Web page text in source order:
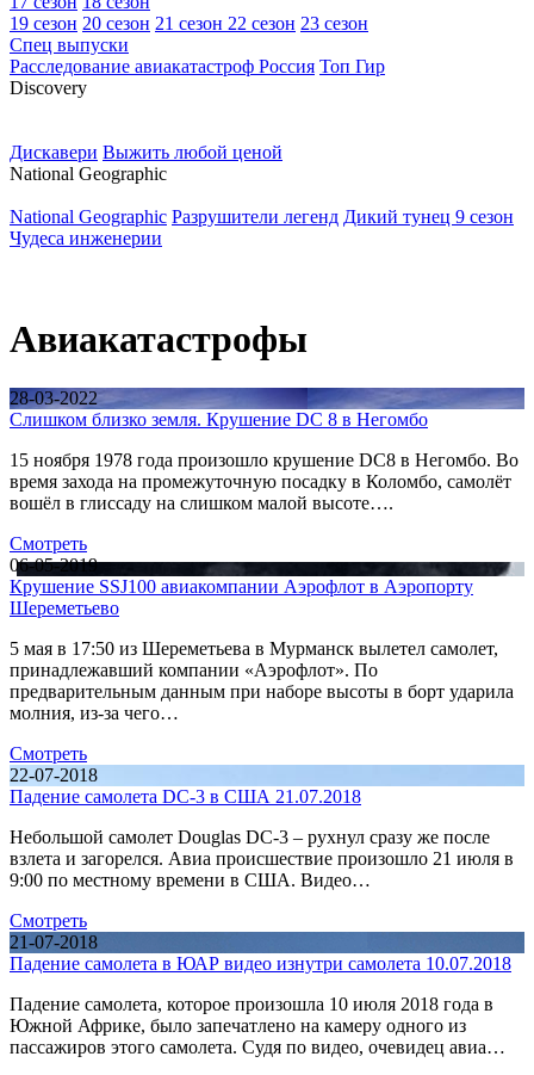
19 сезон 20 сезон 21 сезон 22 сезон 23 сезон
Спец выпуски
Расследование авиакатастроф Россия Топ Гир
Discovery
Дискавери Выжить любой ценой
National Geographic
National Geographic Разрушители легенд Дикий тунец 9 сезон
Чудеса инженерии
Авиакатастрофы
28-03-2022
Слишком близко земля. Крушение DC 8 в Негомбо
15 ноября 1978 года произошло крушение DC8 в Негомбо. Во
время захода на промежуточную посадку в Коломбо, самолёт
вошёл в глиссаду на слишком малой высоте….
Смотреть
06-05-2019
Крушение SSJ100 авиакомпании Аэрофлот в Аэропорту
Шереметьево
5 мая в 17:50 из Шереметьева в Мурманск вылетел самолет,
принадлежавший компании «Аэрофлот». По
предварительным данным при наборе высоты в борт ударила
молния, из-за чего…
Смотреть
22-07-2018
Падение самолета DC-3 в США 21.07.2018
Небольшой самолет Douglas DC-3 – рухнул сразу же после
взлета и загорелся. Авиа происшествие произошло 21 июля в
9:00 по местному времени в США. Видео…
Смотреть
21-07-2018
Падение самолета в ЮАР видео изнутри самолета 10.07.2018
Падение самолета, которое произошла 10 июля 2018 года в
Южной Африке, было запечатлено на камеру одного из
пассажиров этого самолета. Судя по видео, очевидец авиа…